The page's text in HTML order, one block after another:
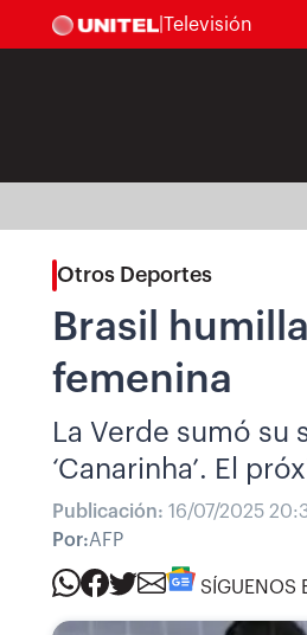
Televisión
Otros Deportes
Brasil
femenina
La Verde sumó
‘Canarinha’. El
Publicación: 16/07/2025
Por:AFP
SÍGUENOS